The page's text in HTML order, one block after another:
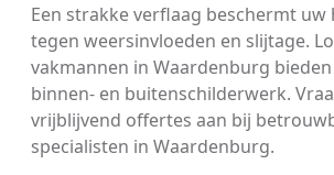
Een strakke verflaag beschermt uw
tegen weersinvloeden en slijtage.
vakmannen in Waardenburg
binnen- en buitenschilderwerk.
vrijblijvend offertes aan bij
specialisten in Waardenburg.